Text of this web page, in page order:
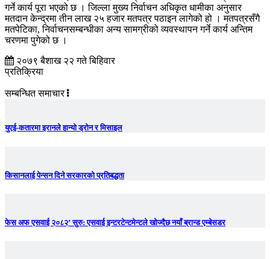
गर्ने कार्य पूरा भएको छ । जिल्ला मुख्य निर्वाचन अधिकृत धामीका अनुसार
मतदान केन्द्रमा तीन लाख २५ हजार मतपत्र पठाइन लागेको हो । मतपत्रसँगै
मतपेटिका, निर्वाचनसम्बन्धीका अन्य सामग्रीको व्यवस्थापन गर्ने कार्य अन्तिम
चरणमा पुगेको छ ।
२०७९ बैशाख २२ गते बिहिवार
प्रतिक्रिया
सम्बन्धित समाचार
युएई-कतारमा इरानले हान्यो ड्रोन र मिसाइल
किसानलाई पेन्सन दिने सरकारको प्रतिबद्धता
फेस अफ एसवाई २०८२’ सुरु: एसवाई इन्टरटेन्टमेन्टले खोज्दैछ नयाँ ब्रान्ड एम्बेसडर